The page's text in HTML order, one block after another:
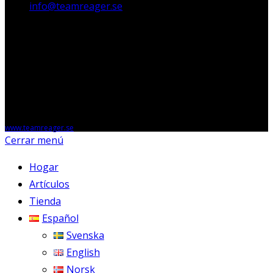
info@teamreager.se
www.teamreager.se
Cerrar menú
Hogar
Artículos
Tienda
Español
Svenska
English
Norsk